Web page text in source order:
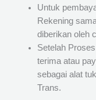
Untuk
Rekening
diberikan oleh
Setelah
terima atau
sebagai alat
Trans.